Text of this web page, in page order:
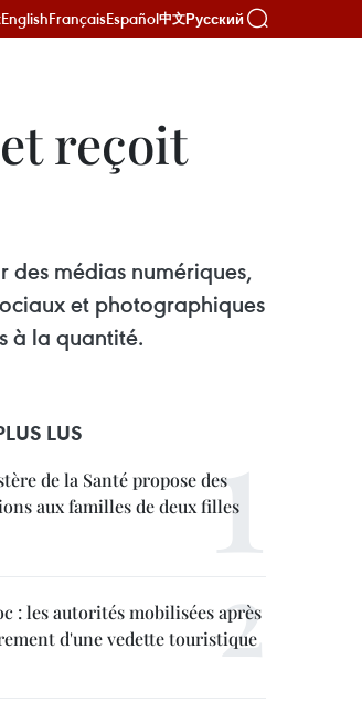
EnglishFrançaisEspañol中文Русский
reçoit
des médias numériques,
et photographiques
à la quantité.
LUS
de la Santé propose des
aux familles de deux filles
: les autorités mobilisées après
d'une vedette touristique